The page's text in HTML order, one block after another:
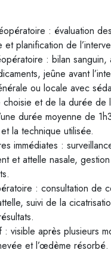
: évaluation
et planification de
: bilan
jeûne avant
ou locale avec
et de la durée de
durée moyenne de
la technique utilisée.
immédiates :
et attelle nasale,
: consultation de
suivi de la
: visible après plusieurs
et l’œdème résorbé.